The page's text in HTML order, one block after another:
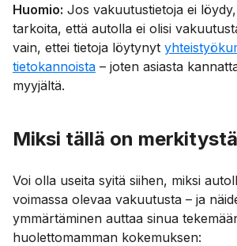
Huomio: Jos vakuutustietoja ei
tarkoita, että autolla ei olisi
vain, ettei tietoja löytynyt
tietokannoista – joten asiasta
myyjältä.
Miksi tällä on
Voi olla useita syitä siihen, miksi
voimassa olevaa vakuutusta – ja
ymmärtäminen auttaa sinua
huolettomamman kokemuksen: